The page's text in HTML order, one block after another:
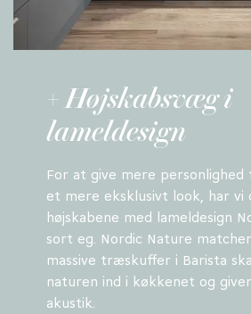
+ Højskabsvæg i
lameldesign
For at give mere
et mere eksklusivt look, har vi
højskabene med lameldesign
sort eg. Nordic Nature
massive træskuffer i Barista
naturen ind i køkkenet og
akustik.